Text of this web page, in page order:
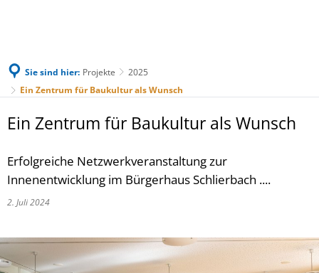
Sie sind hier: Projekte
2025
Ein Zentrum für Baukultur als Wunsch
Ein Zentrum für Baukultur als Wunsch
Erfolgreiche Netzwerkveranstaltung zur
Innenentwicklung im Bürgerhaus Schlierbach ....
2. Juli 2024